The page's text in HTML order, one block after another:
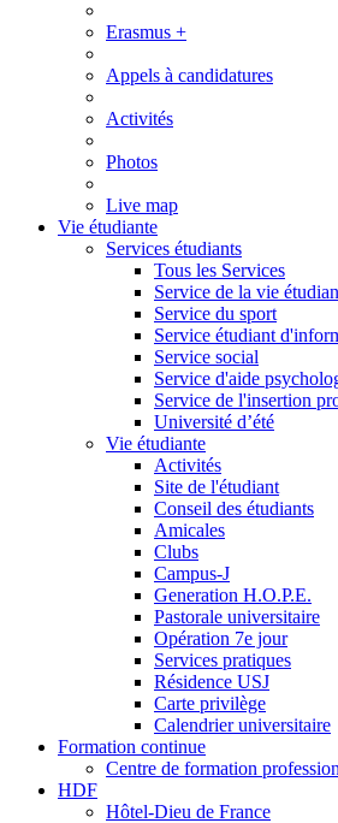
Erasmus +
Appels à candidatures
Activités
Photos
Live map
Vie étudiante
Services étudiants
Tous les Services
Service de la vie
Service du sport
Service étudiant
Service social
Service d'aide
Service de l'insertion
Université d’été
Vie étudiante
Activités
Site de l'étudiant
Conseil des étudiants
Amicales
Clubs
Campus-J
Generation H.O.P.E.
Pastorale universitaire
Opération 7e jour
Services pratiques
Résidence USJ
Carte privilège
Calendrier universitaire
Formation continue
Centre de formation
HDF
Hôtel-Dieu de France